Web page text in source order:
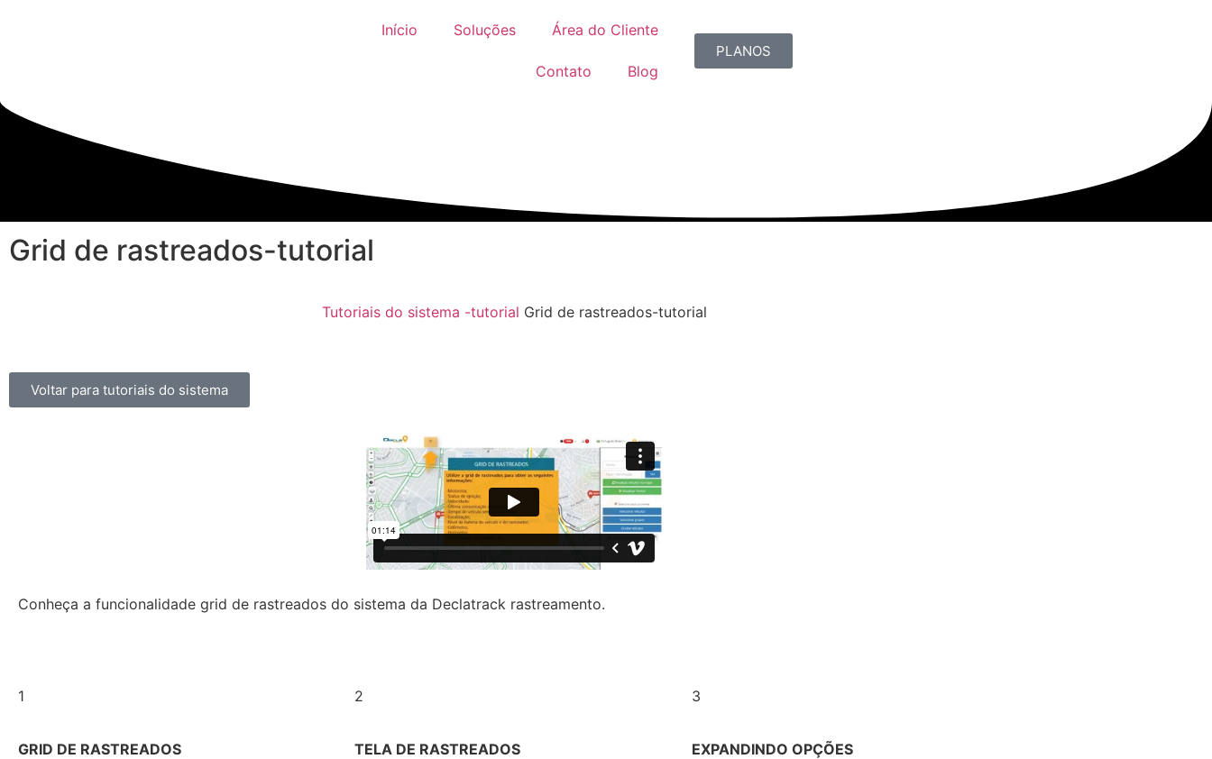
Início Soluções Área do Cliente
Contato Blog
PLANOS
Grid de rastreados-tutorial
Tutoriais do sistema -tutorial Grid de rastreados-tutorial
Voltar para tutoriais do sistema
Conheça a funcionalidade grid de rastreados do sistema da Declatrack rastreamento.
1
GRID DE RASTREADOS
2
TELA DE RASTREADOS
3
EXPANDINDO OPÇÕES